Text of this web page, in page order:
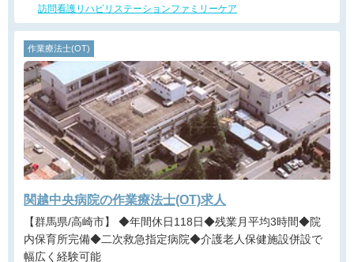
訪問看護リハビリステーションファミリーケア
作業療法士(OT)
関越中央病院の作業療法士(OT)求人
【群馬県/高崎市】 ◆年間休日118日◆残業月平均3時間◆院
内保育所完備◆二次救急指定病院◆介護老人保健施設併設で
幅広く経験可能